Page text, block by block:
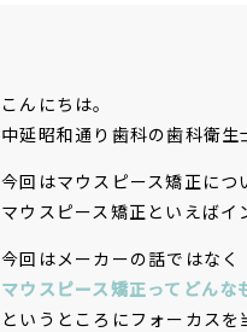
こんにちは。
中延昭和通り歯科の歯科衛生
今回はマウスピース矯正につ
マウスピース矯正といえばイ
今回はメーカーの話ではなく
マウスピース矯正ってどんな
というところにフォーカスを